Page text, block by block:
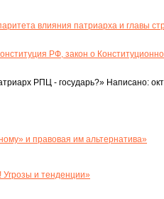
влияния патриарха и главы
РФ, закон о
РПЦ - государь?» Написано:
и правовая им альтернатива»
и тенденции»